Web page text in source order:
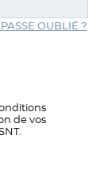
OUBLIÉ ?
de vos